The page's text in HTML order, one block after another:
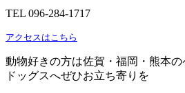
TEL 096-284-1717
アクセスはこちら
動物好きの方は佐賀・福岡・熊本
ドッグスへぜひお立ち寄りを